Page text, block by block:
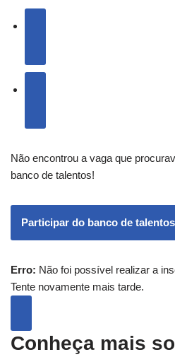
Não encontrou a vaga que
banco de talentos!
Participar do banco de talentos
Erro: Não foi possível realizar a
Tente novamente mais tarde.
Conheça mais